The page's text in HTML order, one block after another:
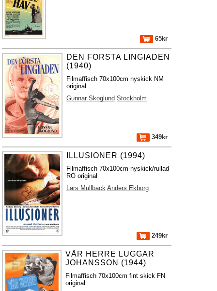
65kr
DEN FÖRSTA LINGIADEN
(1940)
Filmaffisch 70x100cm nyskick NM
original
Gunnar Skoglund Stockholm
349kr
ILLUSIONER (1994)
Filmaffisch 70x100cm nyskick/rullad
RO original
Lars Mullback Anders Ekborg
249kr
VÅR HERRE LUGGAR
JOHANSSON (1944)
Filmaffisch 70x100cm fint skick FN
original